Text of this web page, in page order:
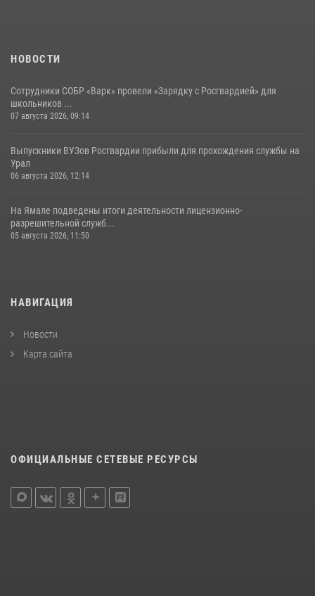
НОВОСТИ
Сотрудники СОБР «Варк» провели «Зарядку с Росгвардией» для
школьников ...
07 августа 2026, 09:14
Выпускники ВУЗов Росгвардии прибыли для прохождения службы на
Урал
06 августа 2026, 12:14
На Ямале подведены итоги деятельности лицензионно-
разрешительной служб...
05 августа 2026, 11:50
НАВИГАЦИЯ
Новости
Карта сайта
ОФИЦИАЛЬНЫЕ СЕТЕВЫЕ РЕСУРСЫ